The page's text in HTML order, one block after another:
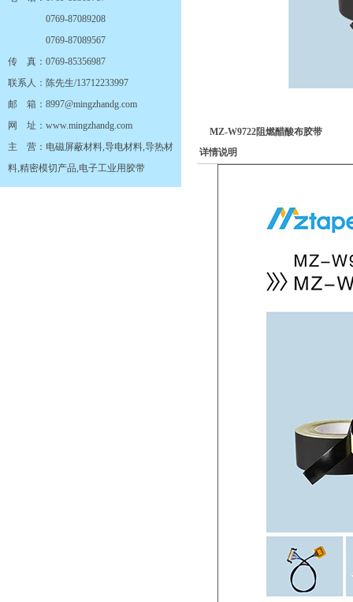
0769-87089208
0769-87089567
传 真：0769-85356987
联系人：陈先生/13712233997
邮 箱：8997@mingzhandg.com
网 址：www.mingzhandg.com
主 营：电磁屏蔽材料,导电材料,导热材
料,精密模切产品,电子工业用胶带
MZ-W9722阻燃醋酸布胶带
详情说明